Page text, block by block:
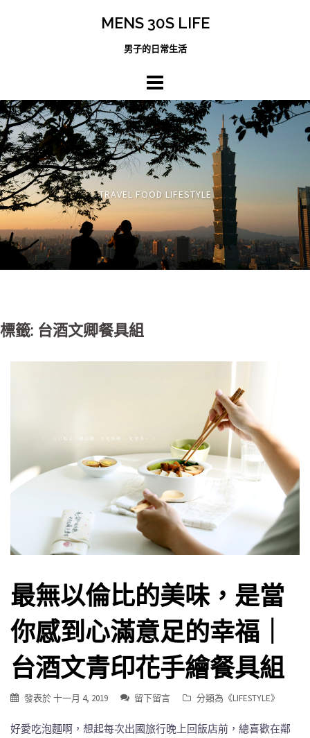
MENS 30S LIFE
男子的日常生活
TRAVEL FOOD LIFESTYLE
標籤: 台酒文卿餐具組
最無以倫比的美味，是當
你感到心滿意足的幸福｜
台酒文青印花手繪餐具組
發表於十一月 4, 2019 留下留言 分類為《LIFESTYLE》
好愛吃泡麵啊，想起每次出國旅行晚上回飯店前，總喜歡在鄰